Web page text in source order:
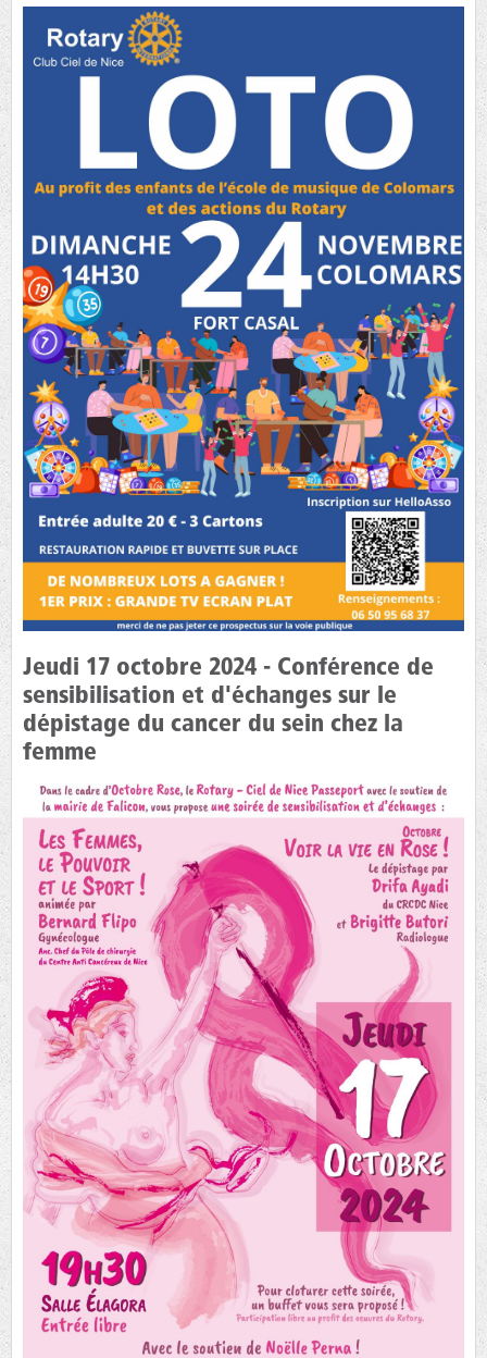
Jeudi 17 octobre 2024 - Conférence de
sensibilisation et d'échanges sur le
dépistage du cancer du sein chez la
femme